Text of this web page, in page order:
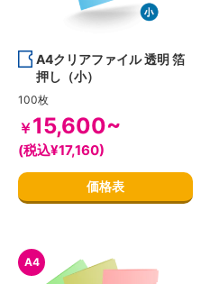
A4クリアファイル 透明 箔
押し（小）
100枚
￥15,600~
(税込¥17,160)
価格表
A4